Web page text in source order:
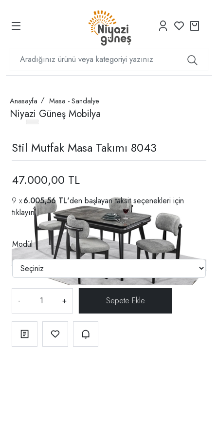
Anasayfa Masa - Sandalye
Niyazi Güneş Mobilya
Stil Mutfak Masa Takımı 8043
47.000,00 TL
6.005,56 TL'den başlayan taksit seçenekleri için
tıklayın.
Modül
- +